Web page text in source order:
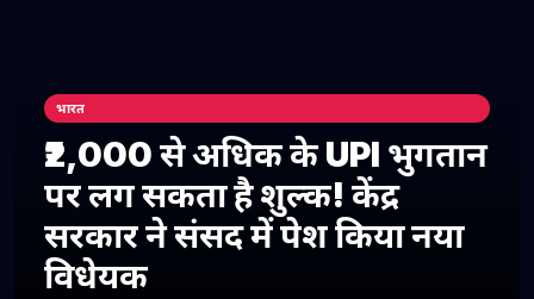
भारत
₹2,000 से अधिक के UPI भुगतान
पर लग सकता है शुल्क! केंद्र
सरकार ने संसद में पेश किया नया
विधेयक